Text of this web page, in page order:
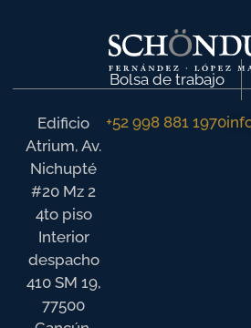
Bolsa de trabajo
Edificio
Atrium, Av.
Nichupté
#20 Mz 2
4to piso
Interior
despacho
410 SM 19,
77500
+52 998 881 1970